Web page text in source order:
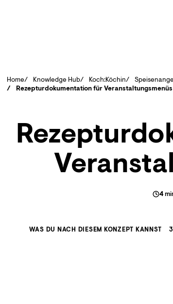
Home Knowledge Hub Koch:Köchin
Rezepturdokumentation für Veranstaltungsmenüs
4
WAS DU NACH DIESEM KONZEPT KANNST 3